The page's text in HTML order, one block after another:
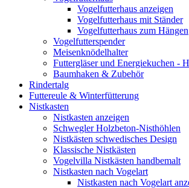
Vogelfutterhaus anzeigen
Vogelfutterhaus mit Ständer
Vogelfutterhaus zum Hängen
Vogelfutterspender
Meisenknödelhalter
Futtergläser und Energiekuchen -
Baumhaken & Zubehör
Rindertalg
Futtereule & Winterfütterung
Nistkasten
Nistkasten anzeigen
Schwegler Holzbeton-Nisthöhlen
Nistkästen schwedisches Design
Klassische Nistkästen
Vogelvilla Nistkästen handbemalt
Nistkasten nach Vogelart
Nistkasten nach Vogelart